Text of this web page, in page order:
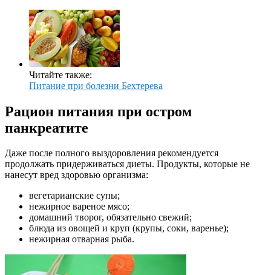
Читайте также:
Питание при болезни Бехтерева
Рацион питания при остром
панкреатите
Даже после полного выздоровления рекомендуется
продолжать придерживаться диеты. Продукты, которые не
нанесут вред здоровью организма:
вегетарианские супы;
нежирное вареное мясо;
домашний творог, обязательно свежий;
блюда из овощей и круп (крупы, соки, варенье);
нежирная отварная рыба.